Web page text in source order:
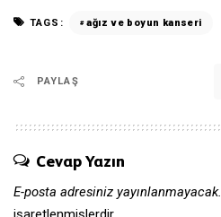
TAGS: ağız ve boyun kanseri
PAYLAŞ
Cevap Yazın
E-posta adresiniz yayınlanmayacak.